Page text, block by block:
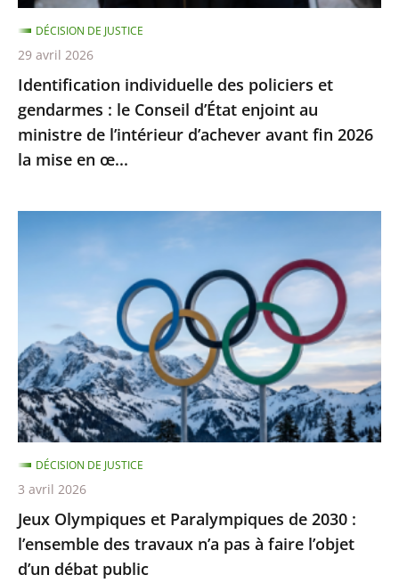
d’État
enjoint
au
ministre
de
l’intérieur
d’achever
fin
œ...
Identification individuelle des policiers et
gendarmes : le Conseil d’État enjoint au
ministre de l’intérieur d’achever avant fin 2026
la mise en œ...
DÉCISION DE JUSTICE
29 avril 2026
Olympiques
Paralympiques
2030
:
l’ensemble
des
travaux
n’a
pas
à
faire
l’objet
Jeux Olympiques et Paralympiques de 2030 :
l’ensemble des travaux n’a pas à faire l’objet
d’un débat public
DÉCISION DE JUSTICE
3 avril 2026